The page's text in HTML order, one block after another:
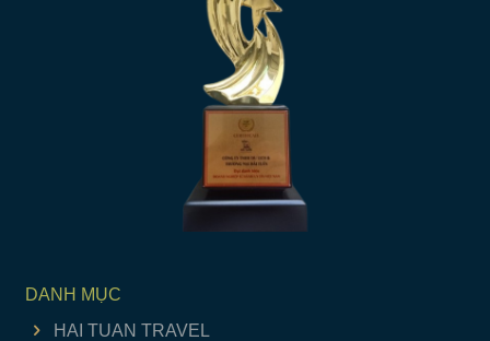
DANH MỤC
HAI TUAN TRAVEL